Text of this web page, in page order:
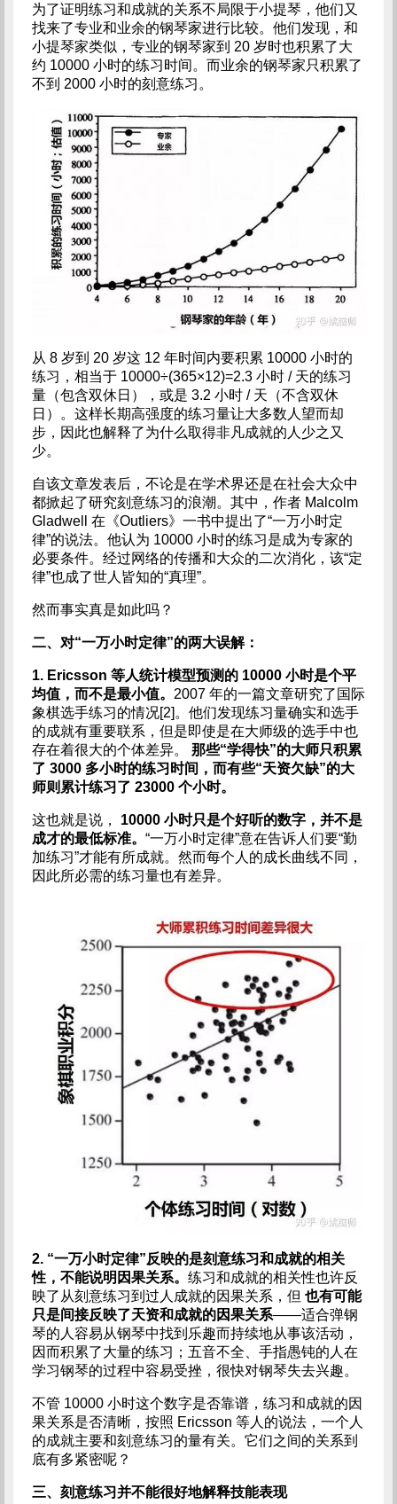
为了证明练习和成就的关系不局限于小提琴，他们又
找来了专业和业余的钢琴家进行比较。他们发现，和
小提琴家类似，专业的钢琴家到 20 岁时也积累了大
约 10000 小时的练习时间。而业余的钢琴家只积累了
不到 2000 小时的刻意练习。
从 8 岁到 20 岁这 12 年时间内要积累 10000 小时的
练习，相当于 10000÷(365×12)=2.3 小时 / 天的练习
量（包含双休日），或是 3.2 小时 / 天（不含双休
日）。这样长期高强度的练习量让大多数人望而却
步，因此也解释了为什么取得非凡成就的人少之又
少。
自该文章发表后，不论是在学术界还是在社会大众中
都掀起了研究刻意练习的浪潮。其中，作者 Malcolm
Gladwell 在《Outliers》一书中提出了“一万小时定
律”的说法。他认为 10000 小时的练习是成为专家的
必要条件。经过网络的传播和大众的二次消化，该“定
律”也成了世人皆知的“真理”。
然而事实真是如此吗？
二、对“一万小时定律”的两大误解：
1. Ericsson 等人统计模型预测的 10000 小时是个平
均值，而不是最小值。 2007 年的一篇文章研究了国际
象棋选手练习的情况[2]。他们发现练习量确实和选手
的成就有重要联系，但是即使是在大师级的选手中也
存在着很大的个体差异。 那些“学得快”的大师只积累
了 3000 多小时的练习时间，而有些“天资欠缺”的大
师则累计练习了 23000 个小时。
这也就是说， 10000 小时只是个好听的数字，并不是
成才的最低标准。 “一万小时定律”意在告诉人们要“勤
加练习”才能有所成就。然而每个人的成长曲线不同，
因此所必需的练习量也有差异。
2. “一万小时定律”反映的是刻意练习和成就的相关
性，不能说明因果关系。 练习和成就的相关性也许反
映了从刻意练习到过人成就的因果关系，但 也有可能
只是间接反映了天资和成就的因果关系——适合弹钢
琴的人容易从钢琴中找到乐趣而持续地从事该活动，
因而积累了大量的练习；五音不全、手指愚钝的人在
学习钢琴的过程中容易受挫，很快对钢琴失去兴趣。
不管 10000 小时这个数字是否靠谱，练习和成就的因
果关系是否清晰，按照 Ericsson 等人的说法，一个人
的成就主要和刻意练习的量有关。它们之间的关系到
底有多紧密呢？
三、刻意练习并不能很好地解释技能表现